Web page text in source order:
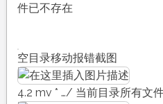
件已不存在
空目录移动报错截图
4.2 mv * …/ 当前目录所有文